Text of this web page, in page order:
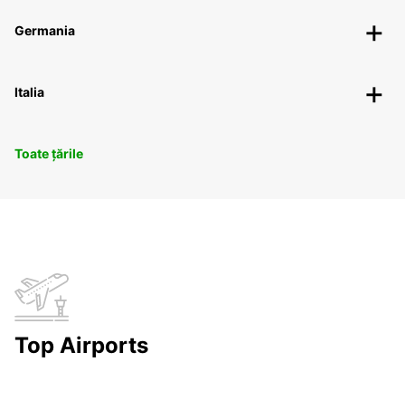
Germania
Italia
Toate țările
Top Airports